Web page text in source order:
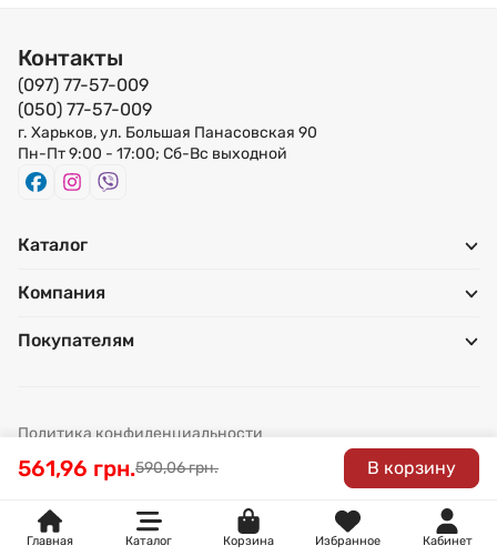
590,06 грн.
561,96 грн. В корзину
Главная Каталог Корзина Избранное Кабинет
Контакты
(097) 77-57-009
(050) 77-57-009
г. Харьков, ул. Большая Панасовская 90
Пн-Пт 9:00 - 17:00; Сб-Вс выходной
Каталог
Компания
Покупателям
© 2026 BAZAR - строительные материалы в Харькове
Политика конфиденциальности